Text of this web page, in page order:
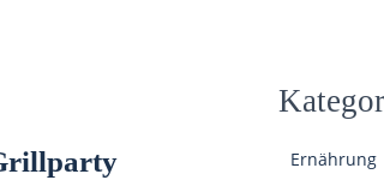
Ernährung